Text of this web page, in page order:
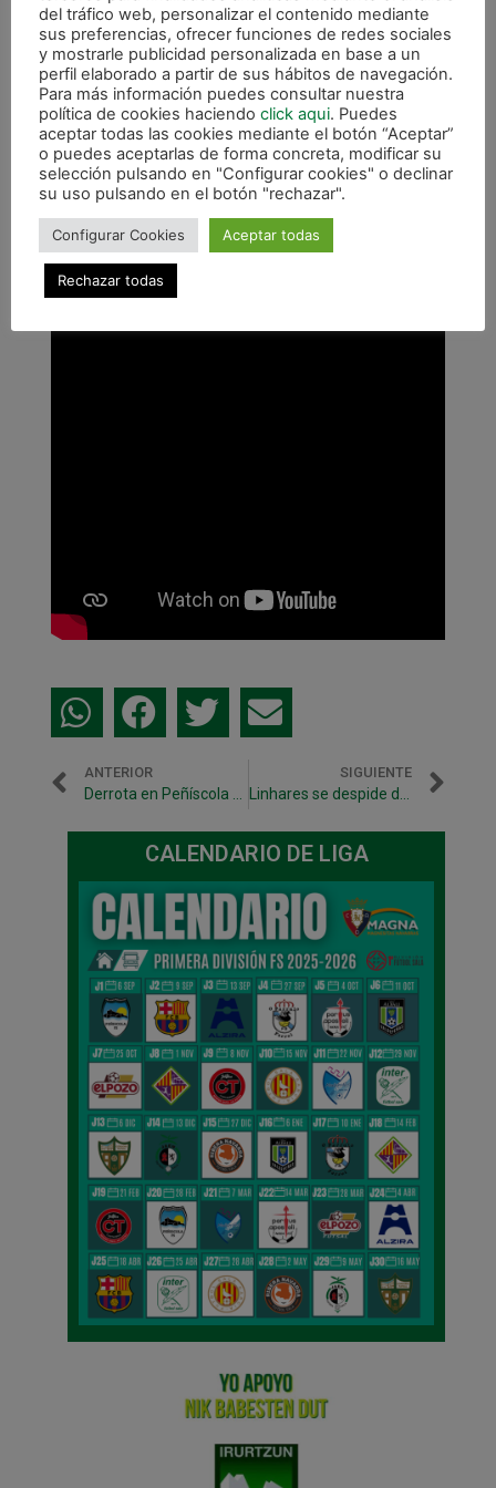
curte al jugador. Es una inversión de cara al futuro
pero hay que seguir aprendiendo porque es una
liga muy dura y cuando no te pones al nivel del
equipo contrario pueden pasar estas cosas»,
concluía Miguel Hernández.
ANTERIOR
Derrota en Peñíscola para cerrar la temporada
SIGUIENTE
Linhares se despide de Osasuna Magna tras cuatro años: «El Xota se ha convertido en mi familia. Siempre lo llevaré en mi corazón»
CALENDARIO DE LIGA
del tráfico web, personalizar el contenido mediante
sus preferencias, ofrecer funciones de redes sociales
y mostrarle publicidad personalizada en base a un
perfil elaborado a partir de sus hábitos de navegación.
Para más información puedes consultar nuestra
política de cookies haciendo click aqui. Puedes
aceptar todas las cookies mediante el botón “Aceptar”
o puedes aceptarlas de forma concreta, modificar su
selección pulsando en "Configurar cookies" o declinar
su uso pulsando en el botón "rechazar".
Configurar Cookies Aceptar todas
Rechazar todas